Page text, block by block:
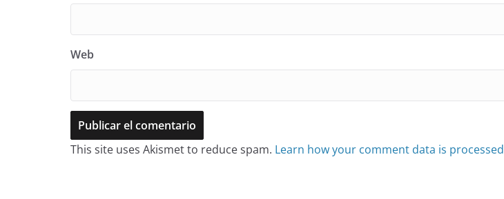
Web
This site uses Akismet to reduce spam. Learn how your comment data is processed